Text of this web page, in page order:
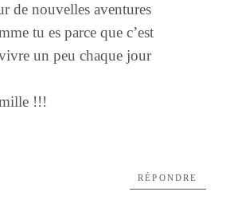
de nouvelles aventures
tu es parce que c’est
un peu chaque jour
!!!
RÉPONDRE